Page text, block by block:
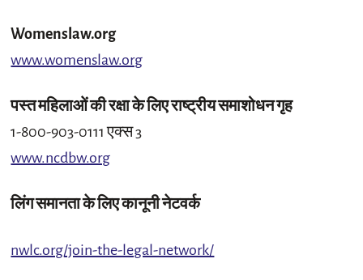
Womenslaw.org
www.womenslaw.org
पस्त महिलाओं की रक्षा के लिए राष्ट्रीय समाशोधन गृह
1-800-903-0111 एक्स 3
www.ncdbw.org
लिंग समानता के लिए कानूनी नेटवर्क
nwlc.org/join-the-legal-network/